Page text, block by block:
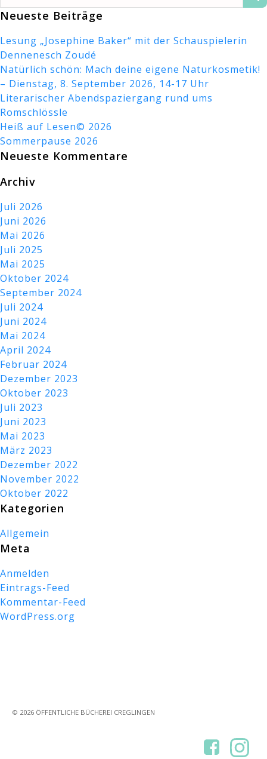
for:
Neueste Beiträge
Lesung „Josephine Baker“ mit der Schauspielerin
Dennenesch Zoudé
Natürlich schön: Mach deine eigene Naturkosmetik!
– Dienstag, 8. September 2026, 14-17 Uhr
Literarischer Abendspaziergang rund ums
Romschlössle
Heiß auf Lesen© 2026
Sommerpause 2026
Neueste Kommentare
Archiv
Juli 2026
Juni 2026
Mai 2026
Juli 2025
Mai 2025
Oktober 2024
September 2024
Juli 2024
Juni 2024
Mai 2024
April 2024
Februar 2024
Dezember 2023
Oktober 2023
Juli 2023
Juni 2023
Mai 2023
März 2023
Dezember 2022
November 2022
Oktober 2022
Kategorien
Allgemein
Meta
Anmelden
Eintrags-Feed
Kommentar-Feed
WordPress.org
© 2026 ÖFFENTLICHE BÜCHEREI CREGLINGEN